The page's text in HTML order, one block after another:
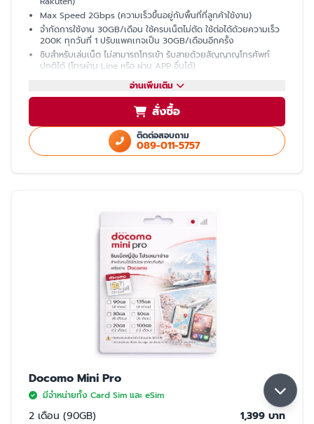
Max Speed 2Gbps (ความเร็วขึ้นอยู่กับพื้นที่ที่ลูกค้าใช้งาน)
จำกัดการใช้งาน 30GB/เดือน ใช้ครบเน็ตไม่ตัด ใช้ต่อได้ด้วยความเร็ว
200K ทุกวันที่ 1 ปรับแพคเกจเป็น 30GB/เดือนอีกครั้ง
ซิมสำหรับเล่นเน็ต ไม่สามารถโทรเข้า รับสายด้วยสัญญาญโทรศัพท์
ปกติได้ (โทรผ่าน Line หรือ ผ่าน APP อื่นได้)
มีเบอร์ให้ รับ SMS ได้ (ใช้ซื้อบัตรคอนเสิร์ต, ซื้อของออนไลน์, เปิดบัญชี
แชร์ฮอตสปอต (Hotspot)ไม่ได้
ใช้สำเนา Passport หรือ สำเนาบัตรประชาชนในการสั่งซื้อ
ใช้ได้เฉพาะในประเทศญี่ปุ่นเท่านั้น
มี 2 แบบให้เลือก ซิมปกติ และ eSim
5GB หากใช้ครบ 5GB ความเร็วจะลดลงเหลือ 200K จนกว่าลูกค้าจะย้ายพื้นที่ที่มี
สัญญาน Rakuten ความเร็วจะกลับมาปกติ 30GB/เดือน
อ่านเพิ่มเติม
สั่งซื้อ
ติดต่อสอบถาม
089-011-5757
Docomo Mini Pro
มีจำหน่ายทั้ง Card Sim และ eSim
2 เดือน (90GB) 1,399 บาท